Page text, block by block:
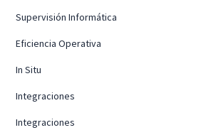
Supervisión Informática
Eficiencia Operativa
In Situ
Integraciones
Integraciones